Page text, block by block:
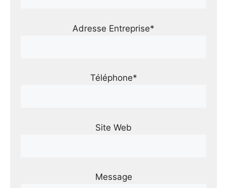
Adresse Entreprise*
Téléphone*
Site Web
Message